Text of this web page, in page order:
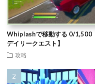
Whiplashで移動する 0/1,500
デイリークエスト】
攻略